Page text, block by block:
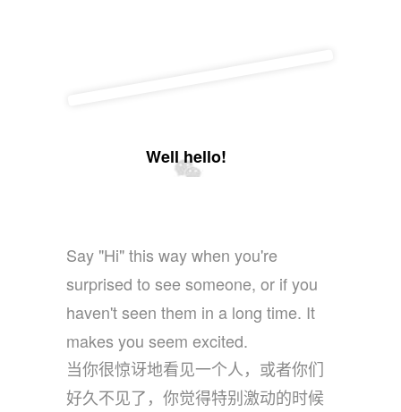
Well hello!
Say "Hi" this way when you're
surprised to see someone, or if you
haven't seen them in a long time. It
makes you seem excited.
当你很惊讶地看见一个人，或者你们
好久不见了，你觉得特别激动的时候